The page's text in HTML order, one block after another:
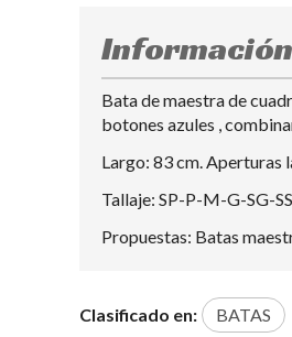
Información
Bata de maestra de
botones azules ,
Largo: 83 cm. Aperturas
Tallaje: SP-P-M-G-SG-
Propuestas: Batas
Clasificado en: BATAS